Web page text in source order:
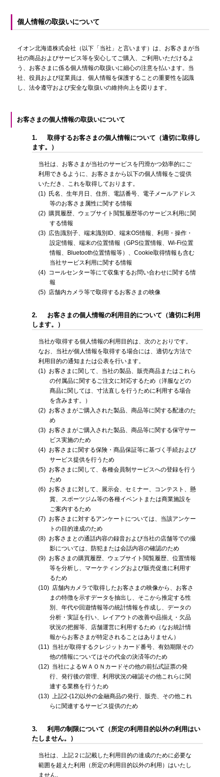
個人情報の取扱いについて
イオン北海道株式会社（以下「当社」と言います）は、お客さまが当
社の商品およびサービス等を安心してご購入、ご利用いただけるよ
う、お客さまに係る個人情報の取扱いに細心の注意を払います。当
社、役員および従業員は、個人情報を保護することの重要性を認識
し、法令遵守および安全な取扱いの維持向上を図ります。
お客さまの個人情報の取扱いについて
1.
取得するお客さまの個人情報について（適切に取得し
ます。）
当社は、お客さまが当社のサービスを円滑かつ効率的にご
利用できるように、お客さまから以下の個人情報をご提供
いただき、これを取得しております。
(1) 氏名、生年月日、住所、電話番号、電子メールアドレス
等のお客さま属性に関する情報
(2) 購買履歴、ウェブサイト閲覧履歴等のサービス利用に関
する情報
(3) 広告識別子、端末識別ID、端末OS情報、利用・操作・
設定情報、端末の位置情報（GPS位置情報、Wi-Fi位置
情報、Bluetooth位置情報等）、Cookie取得情報も含む
当社サービス利用に関する情報
(4) コールセンター等にて収集するお問い合わせに関する情
報
(5) 店舗内カメラ等で取得するお客さまの映像
2.
お客さまの個人情報の利用目的について（適切に利用
します。）
当社が取得する個人情報の利用目的は、次のとおりです。
なお、当社が個人情報を取得する場合には、適切な方法で
利用目的の通知または公表を行います。
(1) お客さまに関して、当社の製品、販売商品またはこれら
の付属品に関するご注文に対応するため（洋服などの
商品に関しては、寸法直しを行うために利用する場合
を含みます。）
(2) お客さまがご購入された製品、商品等に関する配達のた
め
(3) お客さまがご購入された製品、商品等に関する保守サー
ビス実施のため
(4) お客さまに関する保険・商品保証等に基づく手続および
サービス提供を行うため
(5) お客さまに関して、各種会員制サービスへの登録を行う
ため
(6) お客さまに対して、展示会、セミナー、コンテスト、懸
賞、スポーツジム等の各種イベントまたは商業施設を
ご案内するため
(7) お客さまに対するアンケートについては、当該アンケー
トの目的達成のため
(8) お客さまとの通話内容の録音および当社の店舗等での撮
影については、防犯または会話内容の確認のため
(9) お客さまの購買履歴、ウェブサイト閲覧履歴、位置情報
等を分析し、マーケティングおよび販売促進に利用す
るため
(10) 店舗内カメラで取得したお客さまの映像から、お客さ
まの特徴を示すデータを抽出し、そこから推定する性
別、年代や回遊情報等の統計情報を作成し、データの
分析・実証を行い、レイアウトの改善や品揃え・欠品
状況の把握等、店舗運営に利用するため（なお統計情
報からお客さまが特定されることはありません）
(11) 当社が取得するクレジットカード番号、有効期限その
他の情報についてはその代金の決済等のため
(12) 当社によるＷＡＯＮカードその他の前払式証票の発
行、発行後の管理、利用状況の確認その他これらに関
連する業務を行うため
(13) 上記2-(12)以外の金融商品の発行、販売、その他これ
らに関連するサービス提供のため
3.
利用の制限について（所定の利用目的以外の利用はい
たしません。）
当社は、上記２に記載した利用目的の達成のために必要な
範囲を超えた利用（所定の利用目的以外の利用）はいたし
ません。